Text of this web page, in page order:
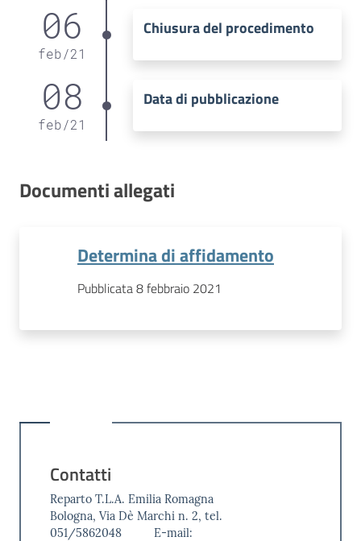
06
feb/21
Chiusura del procedimento
08
feb/21
Data di pubblicazione
Documenti allegati
Determina di affidamento
Pubblicata 8 febbraio 2021
Contatti
Reparto T.L.A. Emilia Romagna
Bologna, Via Dè Marchi n. 2, tel.
051/5862048 E-mail: